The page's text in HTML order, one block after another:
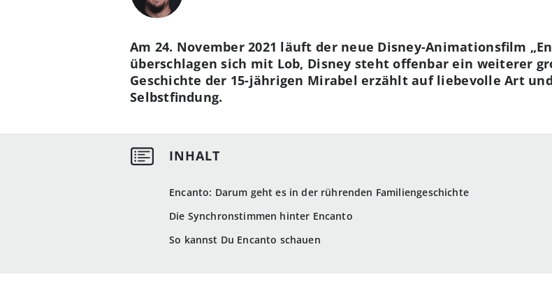
Encanto: Darum geht es in der rührenden Familiengeschichte
Die Synchronstimmen hinter Encanto
So kannst Du Encanto schauen
Am 24. November 2021 läuft der neue Disney-Animationsfilm
überschlagen sich mit Lob, Disney steht offenbar ein weiterer
Geschichte der 15-jährigen Mirabel erzählt auf liebevolle Art
Selbstfindung.